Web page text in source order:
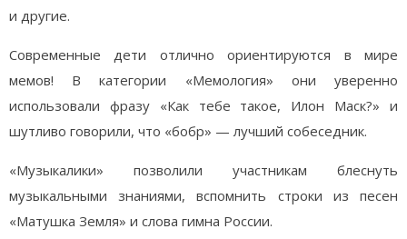
и другие.
Современные дети отлично ориентируются в мире
мемов! В категории «Мемология» они уверенно
использовали фразу «Как тебе такое, Илон Маск?» и
шутливо говорили, что «бобр» — лучший собеседник.
«Музыкалики» позволили участникам блеснуть
музыкальными знаниями, вспомнить строки из песен
«Матушка Земля» и слова гимна России.